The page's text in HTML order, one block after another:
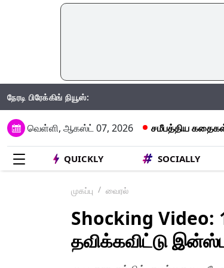
நேரடி பிரேக்கிங் நியூஸ்:
வெள்ளி, ஆகஸ்ட் 07, 2026 சமீபத்திய
QUICKLY SOCIALLY
முகப்பு வைரல்
Shocking Video:
தவிக்கவிட்டு